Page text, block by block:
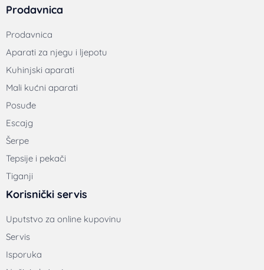
Prodavnica
Prodavnica
Aparati za njegu i ljepotu
Kuhinjski aparati
Mali kućni aparati
Posuđe
Escajg
Šerpe
Tepsije i pekači
Tiganji
Korisnički servis
Uputstvo za online kupovinu
Servis
Isporuka